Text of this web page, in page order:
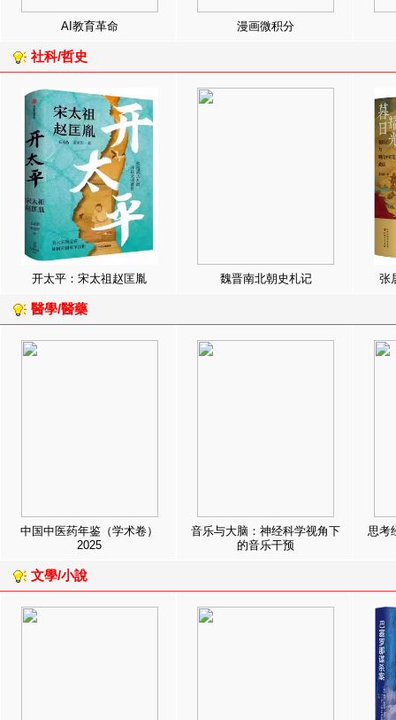
AI教育革命 漫画微积分
社科/哲史
开太平：宋太祖赵匡胤 魏晋南北朝史札记 张
醫學/醫藥
中国中医药年鉴（学术卷）
2025
音乐与大脑：神经科学视角下
的音乐干预
思考
文學/小說